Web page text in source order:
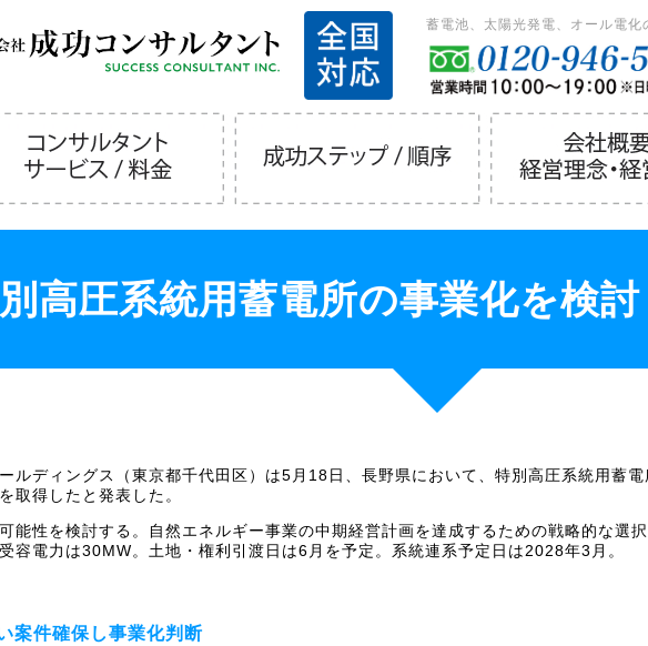
蓄電池、太陽光発電、オール電
高圧系統用蓄電所の事業化を検
ルディングス（東京都千代田区）は5月18日、長野県において、特別高圧系統用蓄
取得したと発表した。
能性を検討する。自然エネルギー事業の中期経営計画を達成するための戦略的な選
容電力は30MW。土地・権利引渡日は6月を予定。系統連系予定日は2028年3月。
案件確保し事業化判断